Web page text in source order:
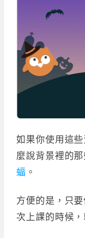
如果你使用這
麼說背景裡的
蝠 。
方便的是，只
次上課的時候